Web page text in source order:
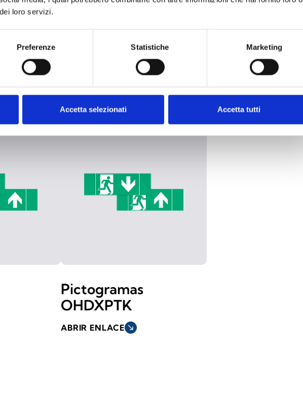
loro servizi.
Preferenze Statistiche Marketing
Accetta selezionati Accetta tutti
Pictogramas
OHDXPTK
ABRIR ENLACE south_east